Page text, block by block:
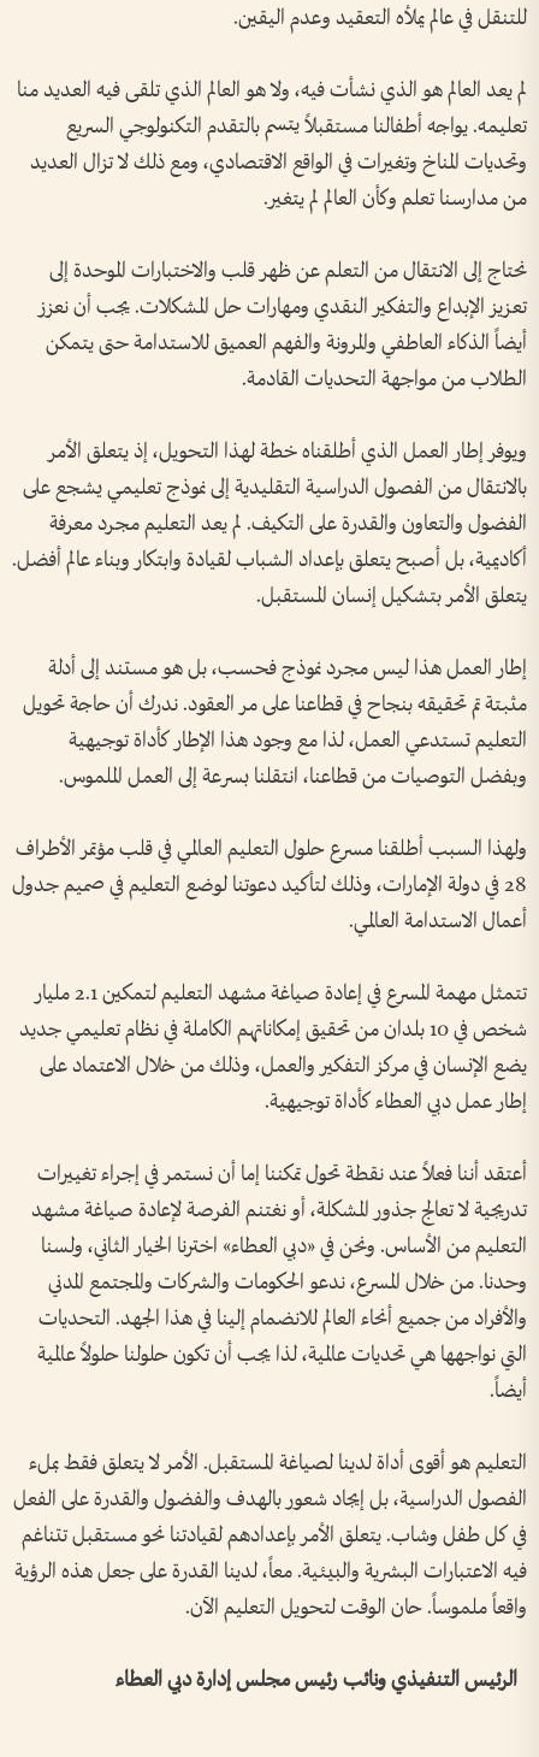
للتنقل في عالم يملأه التعقيد وعدم اليقين.
لم يعد العالم هو الذي نشأت فيه، ولا هو العالم الذي تلقى فيه العديد منا
تعليمه. يواجه أطفالنا مستقبلاً يتسم بالتقدم التكنولوجي السريع
وتحديات المناخ وتغيرات في الواقع الاقتصادي، ومع ذلك لا تزال العديد
من مدارسنا تعلم وكأن العالم لم يتغير.
نحتاج إلى الانتقال من التعلم عن ظهر قلب والاختبارات الموحدة إلى
تعزيز الإبداع والتفكير النقدي ومهارات حل المشكلات. يجب أن نعزز
أيضاً الذكاء العاطفي والمرونة والفهم العميق للاستدامة حتى يتمكن
الطلاب من مواجهة التحديات القادمة.
ويوفر إطار العمل الذي أطلقناه خطة لهذا التحويل، إذ يتعلق الأمر
بالانتقال من الفصول الدراسية التقليدية إلى نموذج تعليمي يشجع على
الفضول والتعاون والقدرة على التكيف. لم يعد التعليم مجرد معرفة
أكاديمية، بل أصبح يتعلق بإعداد الشباب لقيادة وابتكار وبناء عالم أفضل.
يتعلق الأمر بتشكيل إنسان المستقبل.
إطار العمل هذا ليس مجرد نموذج فحسب، بل هو مستند إلى أدلة
مثبتة تم تحقيقه بنجاح في قطاعنا على مر العقود. ندرك أن حاجة تحويل
التعليم تستدعي العمل، لذا مع وجود هذا الإطار كأداة توجيهية
وبفضل التوصيات من قطاعنا، انتقلنا بسرعة إلى العمل الملموس.
ولهذا السبب أطلقنا مسرع حلول التعليم العالمي في قلب مؤتمر الأطراف
28 في دولة الإمارات، وذلك لتأكيد دعوتنا لوضع التعليم في صميم جدول
أعمال الاستدامة العالمي.
تتمثل مهمة المسرع في إعادة صياغة مشهد التعليم لتمكين 2.1 مليار
شخص في 10 بلدان من تحقيق إمكاناتهم الكاملة في نظام تعليمي جديد
يضع الإنسان في مركز التفكير والعمل، وذلك من خلال الاعتماد على
إطار عمل دبي العطاء كأداة توجيهية.
أعتقد أننا فعلاً عند نقطة تحول تمكننا إما أن نستمر في إجراء تغييرات
تدريجية لا تعالج جذور المشكلة، أو نغتنم الفرصة لإعادة صياغة مشهد
التعليم من الأساس. ونحن في «دبي العطاء» اخترنا الخيار الثاني، ولسنا
وحدنا. من خلال المسرع، ندعو الحكومات والشركات والمجتمع المدني
والأفراد من جميع أنحاء العالم للانضمام إلينا في هذا الجهد. التحديات
التي نواجهها هي تحديات عالمية، لذا يجب أن تكون حلولنا حلولاً عالمية
أيضاً.
التعليم هو أقوى أداة لدينا لصياغة المستقبل. الأمر لا يتعلق فقط بملء
الفصول الدراسية، بل إيجاد شعور بالهدف والفضول والقدرة على الفعل
في كل طفل وشاب. يتعلق الأمر بإعدادهم لقيادتنا نحو مستقبل تتناغم
فيه الاعتبارات البشرية والبيئية. معاً، لدينا القدرة على جعل هذه الرؤية
واقعاً ملموساً. حان الوقت لتحويل التعليم الآن.
الرئيس التنفيذي ونائب رئيس مجلس إدارة دبي العطاء